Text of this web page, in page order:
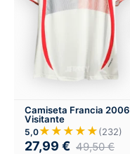
Camiseta Francia 2006
Visitante
5,0★★★★★(232)
27,99 € 49,50€